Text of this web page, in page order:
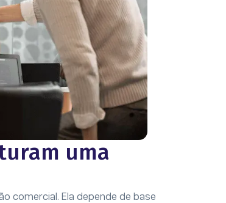
uma
comercial. Ela depende de base